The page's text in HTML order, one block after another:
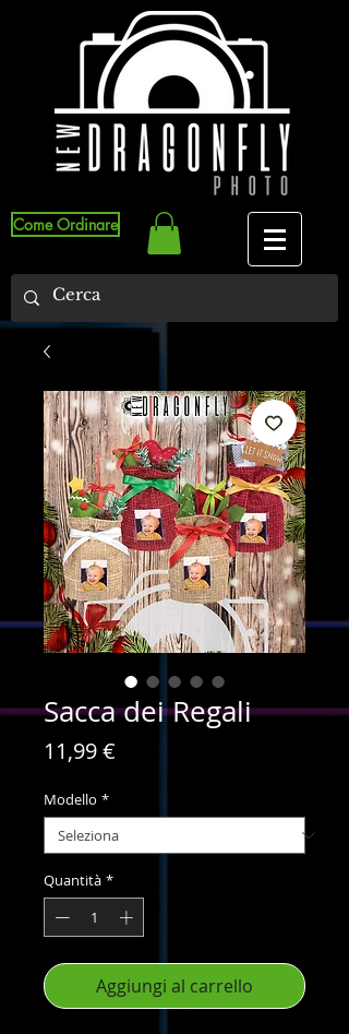
Come Ordinare
Sacca dei Regali
11,99 €
Modello *
Quantità *
Aggiungi al carrello